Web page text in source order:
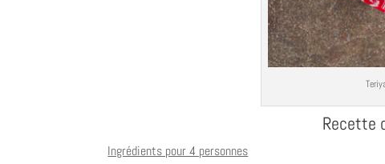
Recette
Ingrédients pour 4 personnes